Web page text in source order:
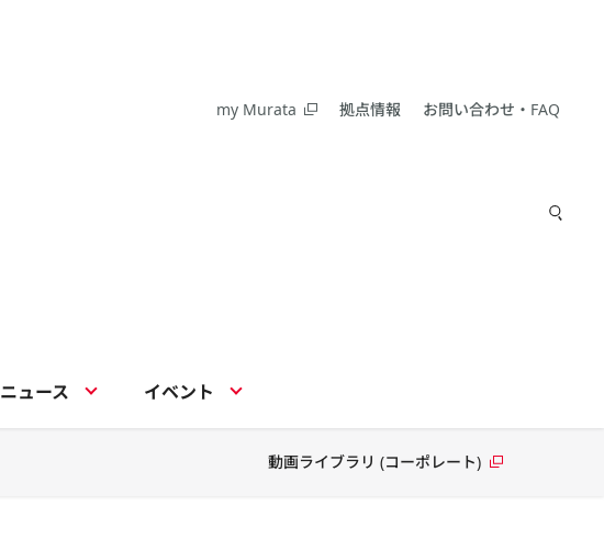
my Murata 拠点情報 お問い合わせ・FAQ
ニュース イベント
動画ライブラリ (コーポレート)